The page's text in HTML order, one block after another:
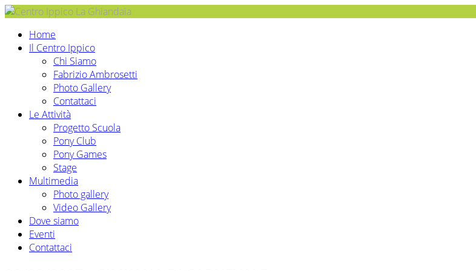
Home
Il Centro Ippico
Chi Siamo
Fabrizio Ambrosetti
Photo Gallery
Contattaci
Le Attività
Progetto Scuola
Pony Club
Pony Games
Stage
Multimedia
Photo gallery
Video Gallery
Dove siamo
Eventi
Contattaci